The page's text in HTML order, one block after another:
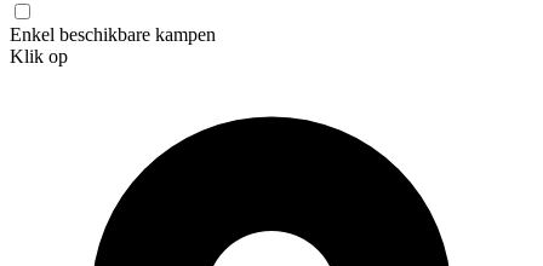
Enkel beschikbare kampen
Klik op